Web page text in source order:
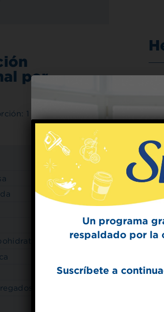
por
1 rebanadas (1/16
250
12 g
1.5 g
120mg
32 g
13 g
Un programa
respaldado por la
Suscríbete a